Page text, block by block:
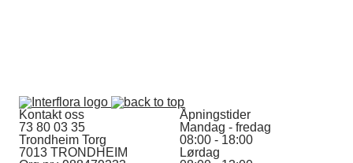
Kontakt oss
73 80 03 35
Trondheim Torg
7013 TRONDHEIM
Åpningstider
Mandag - fredag
08:00 - 18:00
Lørdag